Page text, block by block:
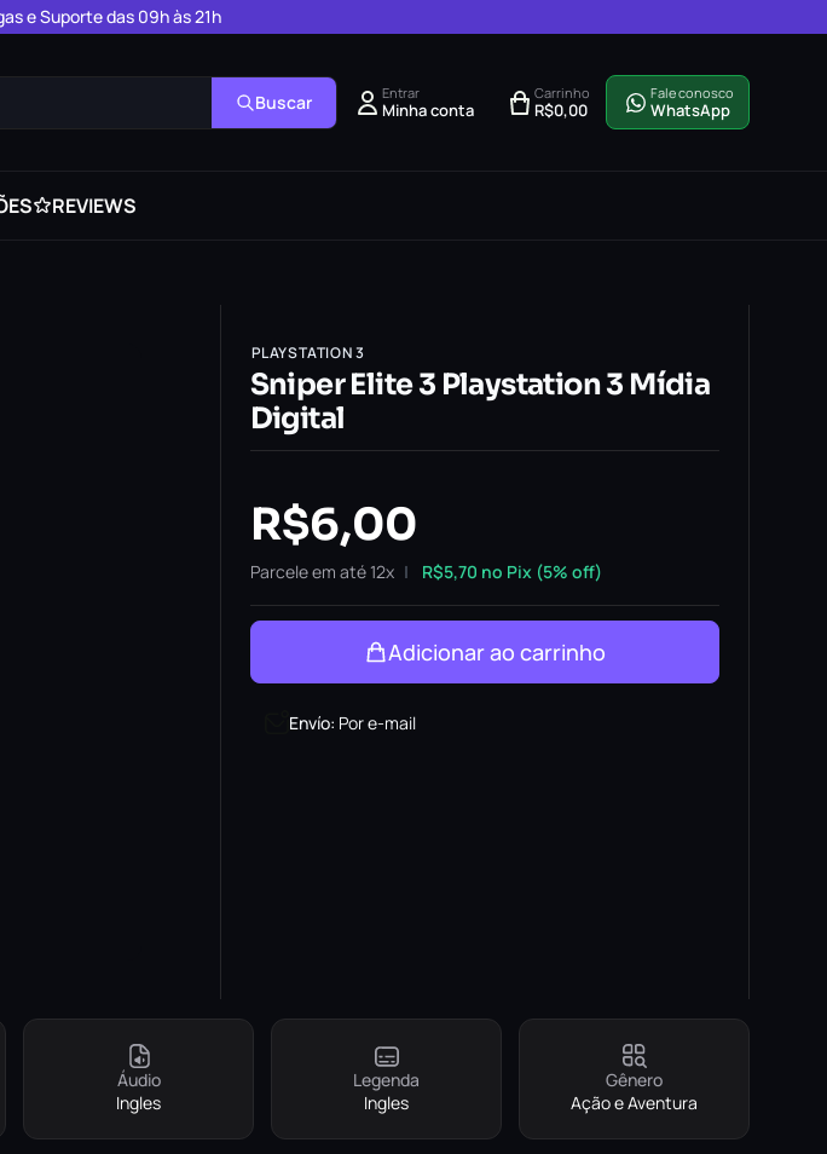
e Suporte das 09h às 21h
Buscar Entrar
Minha conta
Carrinho
R$0,00
Fale conosco
WhatsApp
REVIEWS
PLAYSTATION 3
Sniper Elite 3 Playstation 3 Mídia
Digital
R$6,00
Parcele em até 12x R$5,70 no Pix (5% off)
Adicionar ao carrinho
Envío: Por e-mail
Áudio
Ingles
Legenda
Ingles
Gênero
Ação e Aventura